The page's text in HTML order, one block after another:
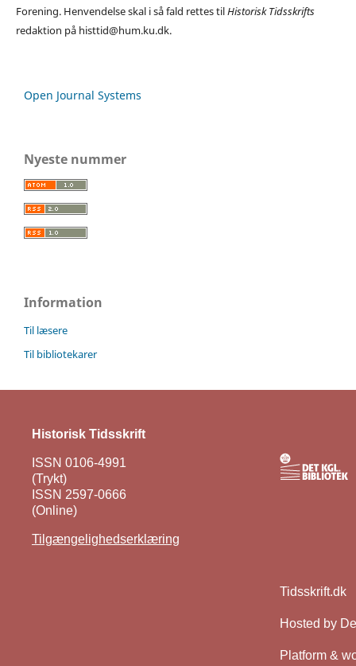
Forening. Henvendelse skal i så fald rettes tilHistorisk Tidsskrifts
redaktion på histtid@hum.ku.dk.
Open Journal Systems
Nyeste nummer
Information
Til læsere
Til bibliotekarer
Historisk Tidsskrift
ISSN 0106-4991
(Trykt)
ISSN 2597-0666
(Online)
Tilgængelighedserklæring